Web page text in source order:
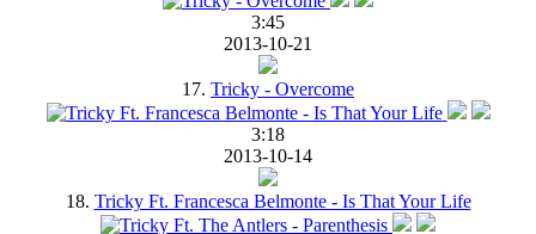
3:45
2013-10-21
17. Tricky - Overcome
3:18
2013-10-14
18. Tricky Ft. Francesca Belmonte - Is That Your Life